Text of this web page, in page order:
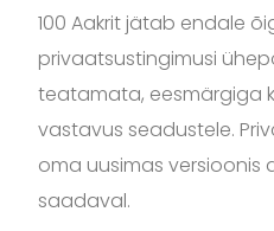
100 Aakrit jätab endale
privaatsustingimusi
teatamata, eesmärgiga
vastavus seadustele.
oma uusimas versioonis
saadaval.